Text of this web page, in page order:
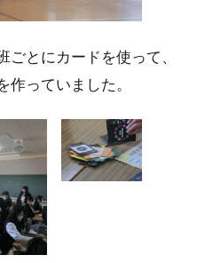
ごとにカードを使って、
っていました。